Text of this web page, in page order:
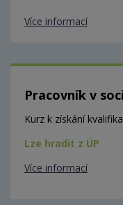
Více informací
Pracovník v
Kurz k získání
Lze hradit z ÚP
Více informací